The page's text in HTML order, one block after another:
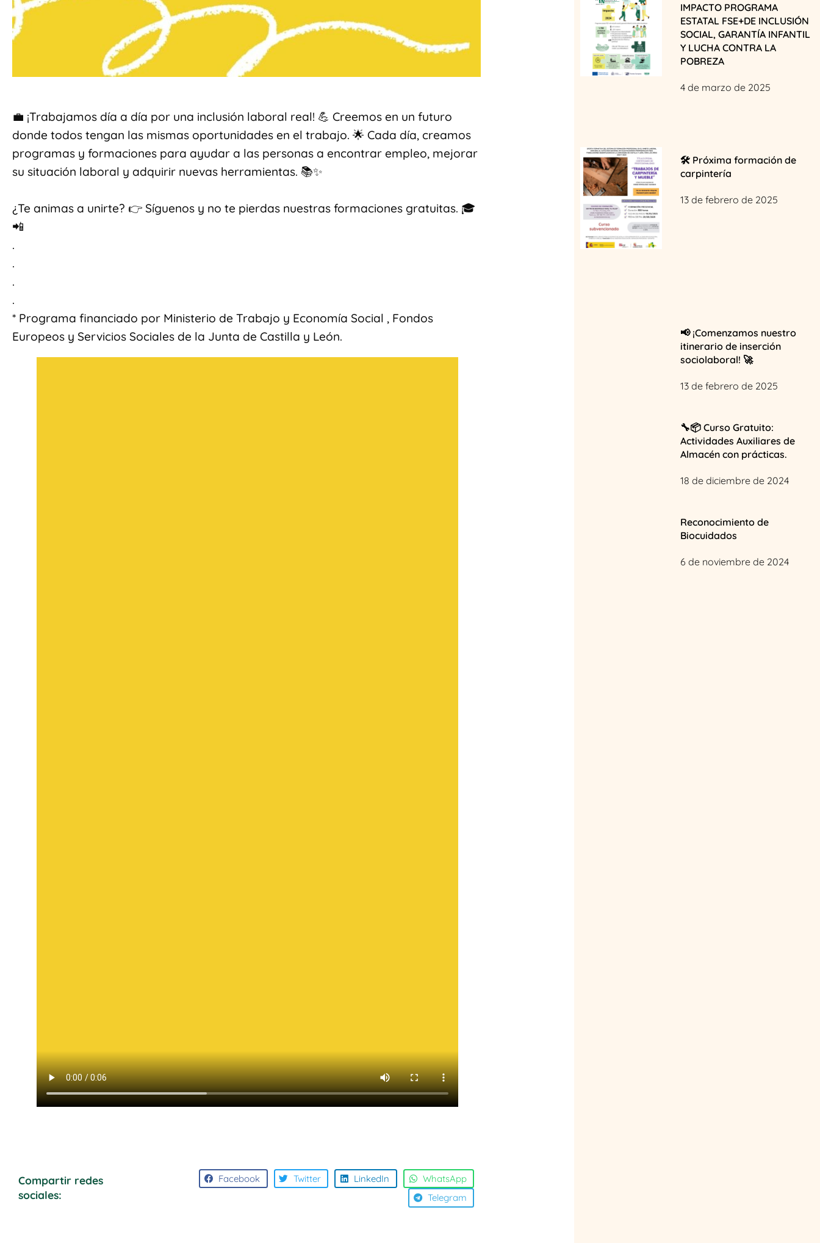
💼 ¡Trabajamos día a día por una inclusión laboral real! 💪 Creemos en un futuro
donde todos tengan las mismas oportunidades en el trabajo. 🌟 Cada día, creamos
programas y formaciones para ayudar a las personas a encontrar empleo, mejorar
su situación laboral y adquirir nuevas herramientas. 📚✨
¿Te animas a unirte? 👉 Síguenos y no te pierdas nuestras formaciones gratuitas. 🎓
📲
.
.
.
.
* Programa financiado por Ministerio de Trabajo y Economía Social , Fondos
Europeos y Servicios Sociales de la Junta de Castilla y León.
Compartir redes
sociales:
Facebook Twitter LinkedIn
WhatsApp
Telegram
IMPACTO PROGRAMA
ESTATAL FSE+DE INCLUSIÓN
SOCIAL, GARANTÍA INFANTIL
Y LUCHA CONTRA LA
POBREZA
4 de marzo de 2025
🛠️ Próxima formación de
carpintería
13 de febrero de 2025
📢 ¡Comenzamos nuestro
itinerario de inserción
sociolaboral! 🚀
13 de febrero de 2025
🔧📦 Curso Gratuito:
Actividades Auxiliares de
Almacén con prácticas.
18 de diciembre de 2024
Reconocimiento de
Biocuidados
6 de noviembre de 2024